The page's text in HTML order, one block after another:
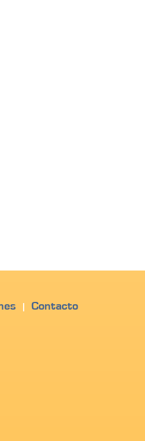
|
Contacto